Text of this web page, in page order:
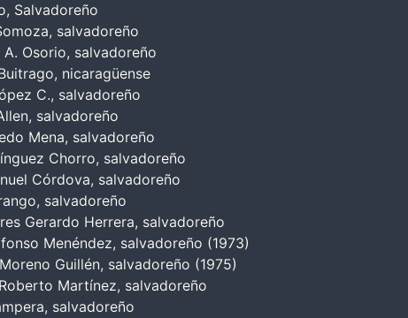
Salvadoreño
salvadoreño
Osorio, salvadoreño
nicaragüense
C., salvadoreño
salvadoreño
Mena, salvadoreño
Chorro, salvadoreño
Córdova, salvadoreño
salvadoreño
Gerardo Herrera, salvadoreño
Menéndez, salvadoreño (1973)
Guillén, salvadoreño (1975)
Martínez, salvadoreño
salvadoreño